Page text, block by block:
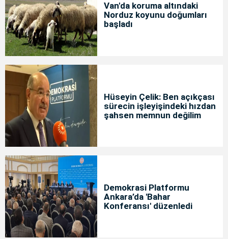
Van'da koruma altındaki
Norduz koyunu doğumları
başladı
Hüseyin Çelik: Ben açıkçası
sürecin işleyişindeki hızdan
şahsen memnun değilim
Demokrasi Platformu
Ankara’da 'Bahar
Konferansı' düzenledi